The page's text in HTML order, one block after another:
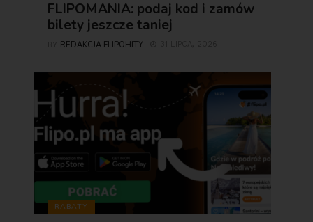
FLIPOMANIA: podaj kod i zamów
bilety jeszcze taniej
REDAKCJA FLIPOHITY
RABATY